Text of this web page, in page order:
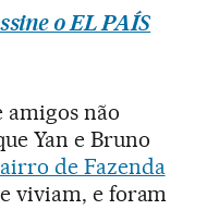
o EL PAÍS
amigos não
Yan e Bruno
de Fazenda
viviam, e foram